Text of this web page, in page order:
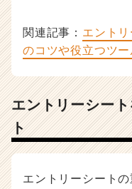
関連記事： エント
のコツや役立つツ
エントリーシー
ト
エントリーシート